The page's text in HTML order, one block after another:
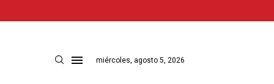
miércoles, agosto 5, 2026